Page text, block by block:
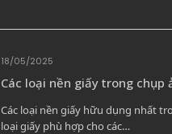
18/05/2025
Các loại nền giấy trong chụp
Các loại nền giấy hữu dụng nhất
loại giấy phù hợp cho các…